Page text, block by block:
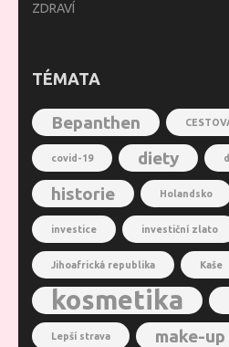
ZDRAVÍ
TÉMATA
Bepanthen
covid-19 diety
historie Holandsko
investice investiční zlato
Jihoafrická republika Kaše
kosmetika
Lepší strava make-up